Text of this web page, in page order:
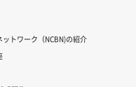
トワーク（NCBN)の紹介